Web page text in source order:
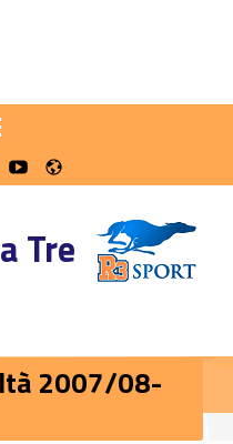
Tre
secondario
Twitter
WebMan on Instagram
WebMan on Youtube
2007/08-